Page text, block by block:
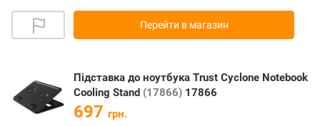
Перейти в магазин
Підставка до ноутбука Trust Cyclone Notebook
Cooling Stand (17866) 17866
697 грн.